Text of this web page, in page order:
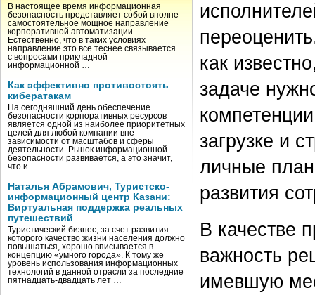
В настоящее время информационная
безопасность представляет собой вполне
самостоятельное мощное направление
корпоративной автоматизации.
Естественно, что в таких условиях
направление это все теснее связывается
с вопросами прикладной
информационной …
Как эффективно противостоять
кибератакам
На сегодняшний день обеспечение
безопасности корпоративных ресурсов
является одной из наиболее приоритетных
целей для любой компании вне
зависимости от масштабов и сферы
деятельности. Рынок информационной
безопасности развивается, а это значит,
что и …
Наталья Абрамович, Туристско-
информационный центр Казани:
Виртуальная поддержка реальных
путешествий
Туристический бизнес, за счет развития
которого качество жизни населения должно
повышаться, хорошо вписывается в
концепцию «умного города». К тому же
уровень использования информационных
технологий в данной отрасли за последние
пятнадцать-двадцать лет …
как
задаче
загрузке и
личные
развития
В качестве
важность
имевшую